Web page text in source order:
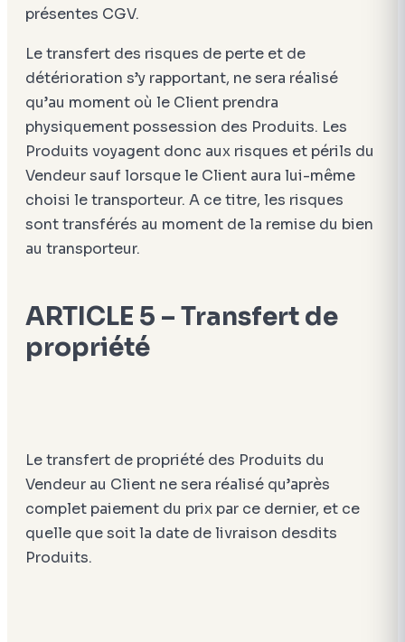
présentes CGV.
Le transfert des risques de perte et de
détérioration s’y rapportant, ne sera réalisé
qu’au moment où le Client prendra
physiquement possession des Produits. Les
Produits voyagent donc aux risques et périls du
Vendeur sauf lorsque le Client aura lui-même
choisi le transporteur. A ce titre, les risques
sont transférés au moment de la remise du bien
au transporteur.
ARTICLE 5 – Transfert de
propriété
Le transfert de propriété des Produits du
Vendeur au Client ne sera réalisé qu’après
complet paiement du prix par ce dernier, et ce
quelle que soit la date de livraison desdits
Produits.